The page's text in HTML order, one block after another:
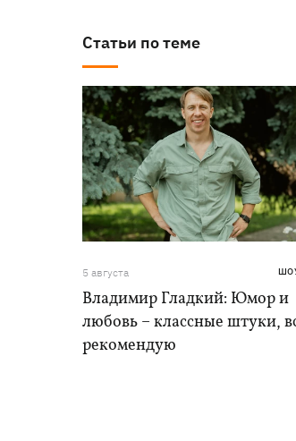
Статьи по теме
5 августа
Владимир Гладкий: Юмор и
любовь – классные штуки,
рекомендую